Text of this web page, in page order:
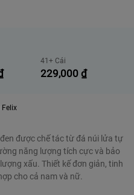
229,000₫
41+ Cái
được chế tác từ đá núi lửa tự
năng lượng tích cực và bảo
xấu. Thiết kế đơn giản, tinh
cho cả nam và nữ.